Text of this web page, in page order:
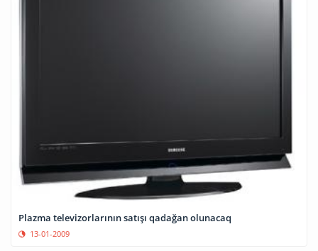
Plazma televizorlarının satışı qadağan olunacaq
13-01-2009